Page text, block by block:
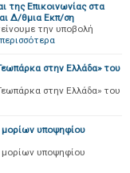
της Επικοινωνίας στα
Δ/θμια Εκπ/ση
την υποβολή
περισσότερα
στην Ελλάδα» του
στην Ελλάδα» του
μορίων υποψηφίου
μορίων υποψηφίου